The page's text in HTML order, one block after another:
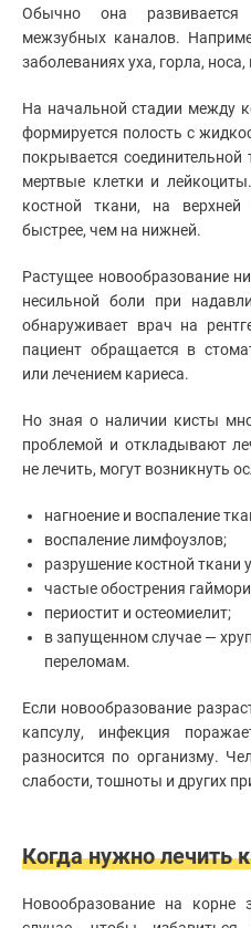
Обычно она развивается
межзубных каналов.
заболеваниях уха, горла,
На начальной стадии между
формируется полость с
покрывается
мертвые клетки и
костной ткани, на верхней
быстрее, чем на нижней.
Растущее новообразование
несильной боли при
обнаруживает врач на
пациент обращается в
или лечением кариеса.
Но зная о наличии кисты
проблемой и откладывают
не лечить, могут возникнуть
нагноение и воспаление
воспаление лимфоузлов;
разрушение костной ткани
частые обострения
периостит и остеомиелит;
в запущенном случае —
переломам.
Если новообразование
капсулу, инфекция
разносится по организму.
слабости, тошноты и других
Когда нужно лечить
Новообразование на